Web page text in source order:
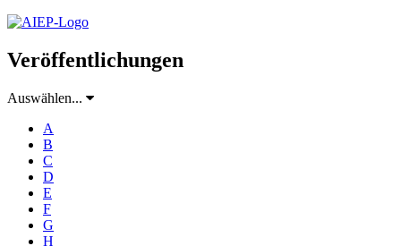
Veröffentlichungen
Auswählen...
A
B
C
D
E
F
G
H